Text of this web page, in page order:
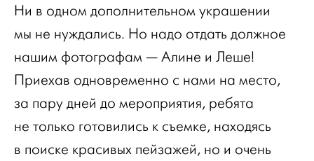
Ни в одном дополнительном украшении
мы не нуждались. Но надо отдать должное
нашим фотографам — Алине и Леше!
Приехав одновременно с нами на место,
за пару дней до мероприятия, ребята
не только готовились к съемке, находясь
в поиске красивых пейзажей, но и очень